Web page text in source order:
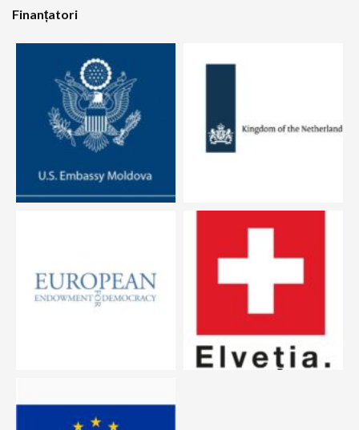
Finanțatori